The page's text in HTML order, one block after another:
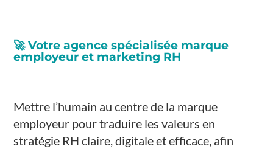
🚀Votre agence spécialisée marque
employeur et marketing RH
Mettre l’humain au centre de la marque
employeur pour traduire les valeurs en
stratégie RH claire, digitale et efficace, afin